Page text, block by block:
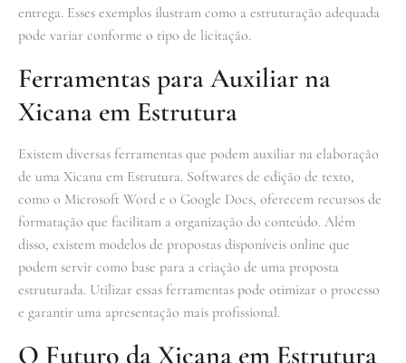
entrega. Esses exemplos ilustram como a estruturação adequada
pode variar conforme o tipo de licitação.
Ferramentas para Auxiliar na
Xicana em Estrutura
Existem diversas ferramentas que podem auxiliar na elaboração
de uma Xicana em Estrutura. Softwares de edição de texto,
como o Microsoft Word e o Google Docs, oferecem recursos de
formatação que facilitam a organização do conteúdo. Além
disso, existem modelos de propostas disponíveis online que
podem servir como base para a criação de uma proposta
estruturada. Utilizar essas ferramentas pode otimizar o processo
e garantir uma apresentação mais profissional.
O Futuro da Xicana em Estrutura